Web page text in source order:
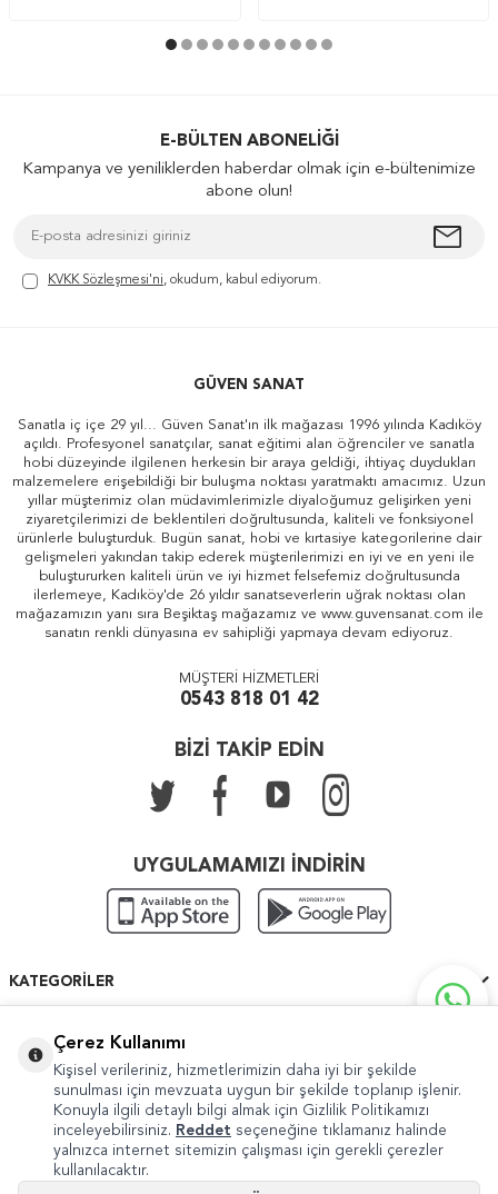
E-BÜLTEN ABONELIĞI
Kampanya ve yeniliklerden haberdar olmak için e-bültenimize
abone olun!
KVKK Sözleşmesi'ni, okudum, kabul ediyorum.
GÜVEN SANAT
Sanatla iç içe 29 yıl... Güven Sanat'ın ilk mağazası 1996 yılında Kadıköy
açıldı. Profesyonel sanatçılar, sanat eğitimi alan öğrenciler ve sanatla
hobi düzeyinde ilgilenen herkesin bir araya geldiği, ihtiyaç duydukları
malzemelere erişebildiği bir buluşma noktası yaratmaktı amacımız. Uzun
yıllar müşterimiz olan müdavimlerimizle diyaloğumuz gelişirken yeni
ziyaretçilerimizi de beklentileri doğrultusunda, kaliteli ve fonksiyonel
ürünlerle buluşturduk. Bugün sanat, hobi ve kırtasiye kategorilerine dair
gelişmeleri yakından takip ederek müşterilerimizi en iyi ve en yeni ile
buluştururken kaliteli ürün ve iyi hizmet felsefemiz doğrultusunda
ilerlemeye, Kadıköy'de 26 yıldır sanatseverlerin uğrak noktası olan
mağazamızın yanı sıra Beşiktaş mağazamız ve www.guvensanat.com ile
sanatın renkli dünyasına ev sahipliği yapmaya devam ediyoruz.
MÜŞTERİ HİZMETLERİ
0543 818 01 42
BİZİ TAKİP EDİN
UYGULAMAMIZI İNDİRİN
KATEGORILER
HIZLI ERIŞIM
Çerez Kullanımı
Kişisel verileriniz, hizmetlerimizin daha iyi bir şekilde
sunulması için mevzuata uygun bir şekilde toplanıp işlenir.
Konuyla ilgili detaylı bilgi almak için Gizlilik Politikamızı
inceleyebilirsiniz. Reddet seçeneğine tıklamanız halinde
yalnızca internet sitemizin çalışması için gerekli çerezler
kullanılacaktır.